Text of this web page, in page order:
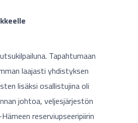
Tapahtumaan
laajasti yhdistyksen
lisäksi osallistujina oli
johtoa, veljesjärjestön
reserviupseeripiirin